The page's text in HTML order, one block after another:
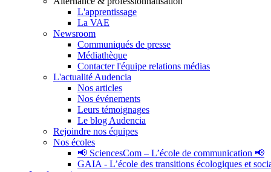
L'apprentissage
La VAE
Newsroom
Communiqués de presse
Médiathèque
Contacter l'équipe relations médias
L'actualité Audencia
Nos articles
Nos événements
Leurs témoignages
Le blog Audencia
Rejoindre nos équipes
Nos écoles
📢 SciencesCom – L’école de communication 📢
GAIA - L’école des transitions écologiques et